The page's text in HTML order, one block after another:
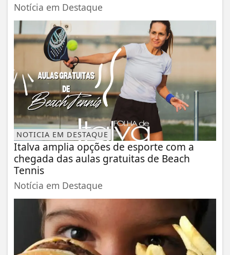
Notícia em Destaque
NOTICIA EM DESTAQUE
Italva amplia opções de esporte com a
chegada das aulas gratuitas de Beach
Tennis
Notícia em Destaque